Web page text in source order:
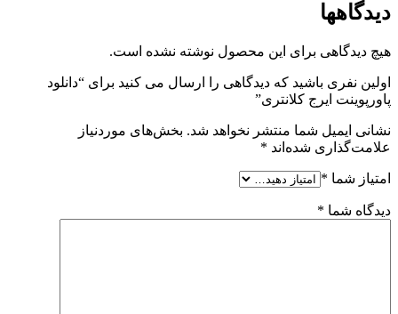
دیدگاهها
هیچ دیدگاهی برای این محصول نوشته نشده است.
اولین نفری باشید که دیدگاهی را ارسال می کنید برای “دانلود
پاورپوینت ایرج کلانتری”
نشانی ایمیل شما منتشر نخواهد شد. بخش‌های موردنیاز
علامت‌گذاری شده‌اند *
امتیاز شما *
دیدگاه شما *